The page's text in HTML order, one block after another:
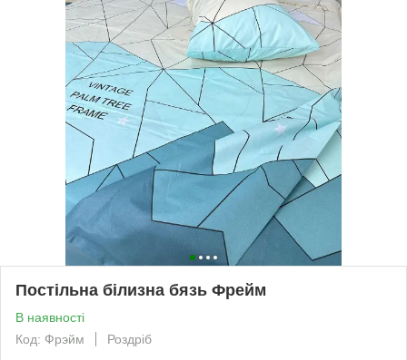
Постільна білизна бязь Фрейм
В наявності
Код: Фрэйм
Роздріб